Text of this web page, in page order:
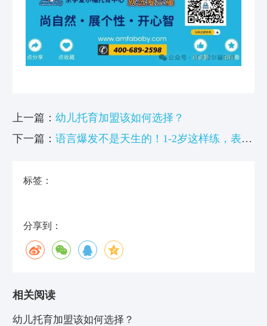
上一篇： 幼儿托育加盟该如何选择？
下一篇： 语言爆发不是天生的！1-2岁这样练，表达
标签：
分享到：
相关阅读
幼儿托育加盟该如何选择？